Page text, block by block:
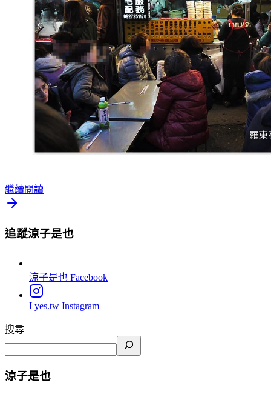
繼續閱讀
追蹤涼子是也
涼子是也 Facebook
Lyes.tw Instagram
搜尋
涼子是也